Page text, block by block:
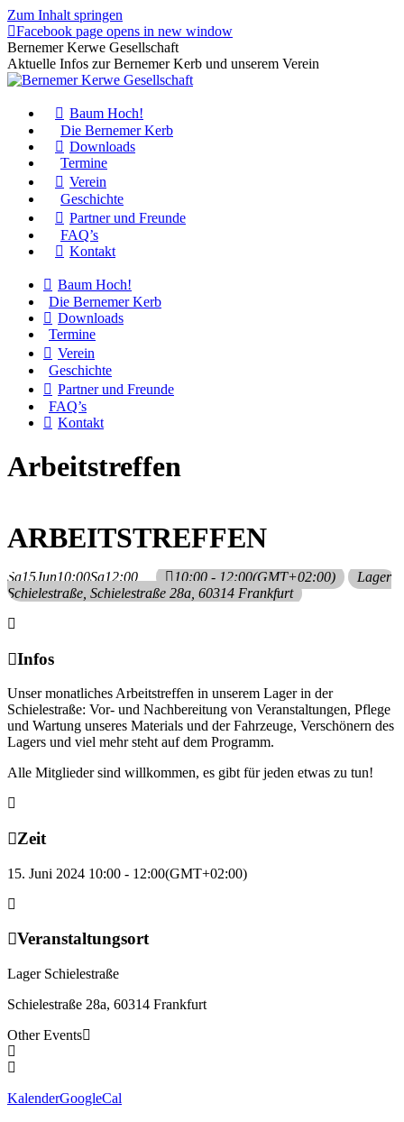
Zum Inhalt springen
Facebook page opens in new window
Bernemer Kerwe Gesellschaft
Aktuelle Infos zur Bernemer Kerb und unserem Verein
Baum Hoch!
Die Bernemer Kerb
Downloads
Termine
Verein
Geschichte
Partner und Freunde
FAQ’s
Kontakt
Baum Hoch!
Die Bernemer Kerb
Downloads
Termine
Verein
Geschichte
Partner und Freunde
FAQ’s
Kontakt
Arbeitstreffen
ARBEITSTREFFEN
Sa15Jun10:00Sa12:00 10:00 - 12:00(GMT+02:00)
Lager
Schielestraße , Schielestraße 28a, 60314 Frankfurt
Infos
Unser monatliches Arbeitstreffen in unserem Lager in der
Schielestraße: Vor- und Nachbereitung von Veranstaltungen, Pflege
und Wartung unseres Materials und der Fahrzeuge, Verschönern des
Lagers und viel mehr steht auf dem Programm.
Alle Mitglieder sind willkommen, es gibt für jeden etwas zu tun!
Zeit
15. Juni 2024 10:00 - 12:00(GMT+02:00)
Veranstaltungsort
Lager Schielestraße
Schielestraße 28a, 60314 Frankfurt
Other Events
KalenderGoogleCal